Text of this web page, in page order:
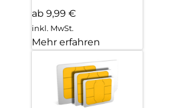
ab 9,99 €
inkl. MwSt.
Mehr erfahren